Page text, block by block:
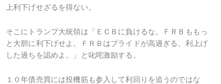
上利下げせざるを得ない。
そこにトランプ大統領は「ＥＣＢに負けるな。ＦＲＢももっ
と大胆に利下げせよ。ＦＲＢはプライドが高過ぎる、利上げ
した過ちを認めよ。」と叱咤激励する。
１０年債売買には投機筋も参入して利回りを追うのではな